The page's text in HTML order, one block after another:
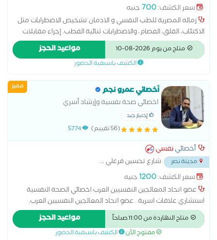
سعر الكشف:700 جنيه
زماله المصرية للطب النفسي و الادمان تشخيص الاضطرابات مثل
الاكتئاب، القلق، الفصام، والاضطرابات ثنائية القطب. إجراء مقابلات
نفسية واستخدام مقاييس تقييم متخصصة. التمييز بين الحالات
النفسية والحالات العضوية ذات الأعراض المشابهة
متاح من يوم 2026-08-10 مواعيد الحجز
الكشف باسبقية الحضور
مميز أخصائي عمرو نجم
اخصائي صحة نفسية وإرشاد أسري
إختيار جيد
(56 تقييم) 5774
أخصائينفسي
مدينة نصر شارع تحسين فرغلي...
سعر الكشف:1200جنيه
عضو اتحاد المعالجين النفسيين العرب اخصائي الصحة النفسية
استشاري علاقات اسرية . عضو اتحاد المعالجين النفسيين العرب.
ماجستير مهني الاضطرابات الجنسية من جامعة نيو يورك . دكتوراة
مهنية في علم النفس الاكلينكي . . مدير مركز ملاذ للعلوم النفسية
متاح النهاردة من 11:00 صباحاً مواعيد الحجز
مفتوح الآن الكشف باسبقية الحضور